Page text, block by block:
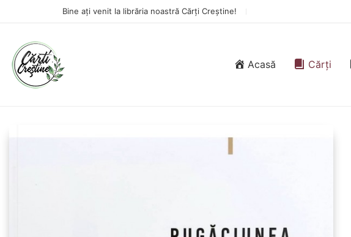
Bine ați venit la librăria noastră Cărți Creștine!
Acasă Cărți